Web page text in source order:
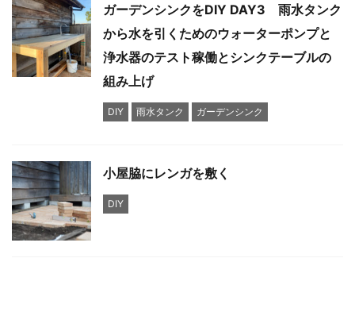
ガーデンシンクをDIY DAY3 雨水タンク
から水を引くためのウォーターポンプと
浄水器のテスト稼働とシンクテーブルの
組み上げ
DIY 雨水タンク ガーデンシンク
小屋脇にレンガを敷く
DIY